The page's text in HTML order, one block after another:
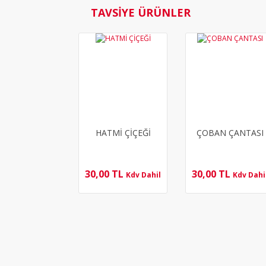
TAVSİYE ÜRÜNLER
HATMİ ÇİÇEĞİ
30,00 TL Kdv Dahil
ÇOBAN ÇANTASI
30,00 TL Kdv